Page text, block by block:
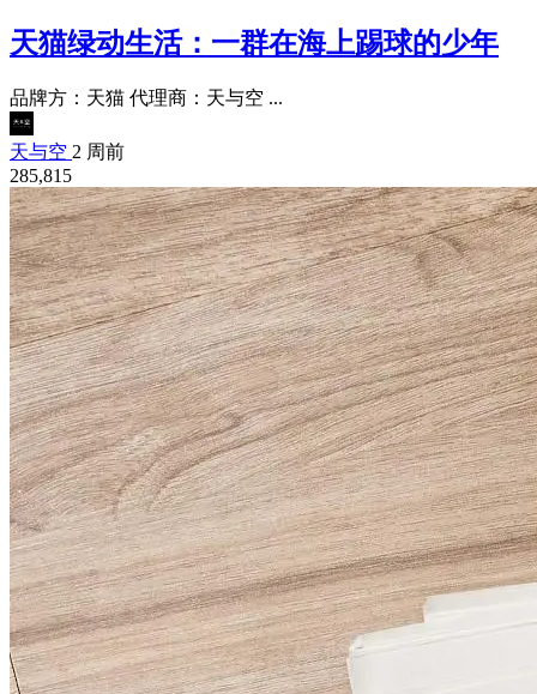
天猫绿动生活：一群在海上踢球的少年
品牌方：天猫 代理商：天与空 ...
天与空 2 周前
285,815